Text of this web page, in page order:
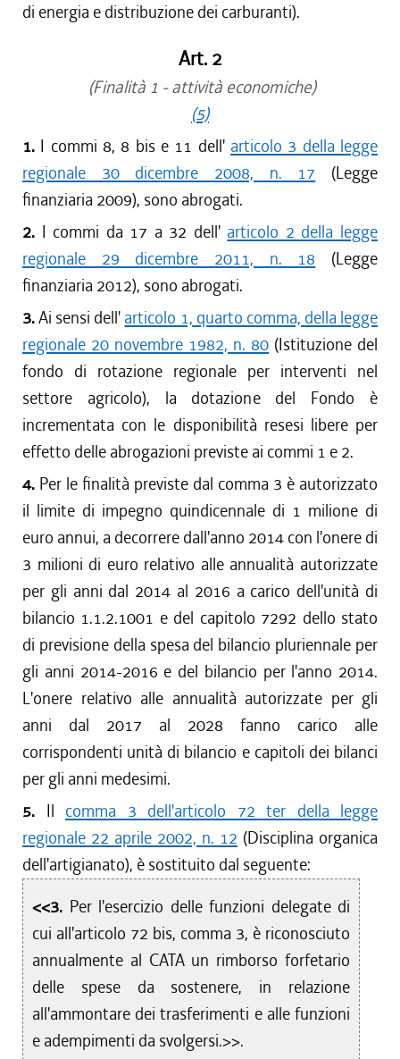
di energia e distribuzione dei carburanti).
Art. 2
(Finalità 1 - attività economiche)
(5)
1. I commi 8, 8 bis e 11 dell' articolo 3 della legge
regionale 30 dicembre 2008, n. 17 (Legge
finanziaria 2009), sono abrogati.
2. I commi da 17 a 32 dell' articolo 2 della legge
regionale 29 dicembre 2011, n. 18 (Legge
finanziaria 2012), sono abrogati.
3.Ai sensi dell' articolo 1, quarto comma, della legge
regionale 20 novembre 1982, n. 80 (Istituzione del
fondo di rotazione regionale per interventi nel
settore agricolo), la dotazione del Fondo è
incrementata con le disponibilità resesi libere per
effetto delle abrogazioni previste ai commi 1 e 2.
4. Per le finalità previste dal comma 3 è autorizzato
il limite di impegno quindicennale di 1 milione di
euro annui, a decorrere dall'anno 2014 con l'onere di
3 milioni di euro relativo alle annualità autorizzate
per gli anni dal 2014 al 2016 a carico dell'unità di
bilancio 1.1.2.1001 e del capitolo 7292 dello stato
di previsione della spesa del bilancio pluriennale per
gli anni 2014-2016 e del bilancio per l'anno 2014.
L'onere relativo alle annualità autorizzate per gli
anni dal 2017 al 2028 fanno carico alle
corrispondenti unità di bilancio e capitoli dei bilanci
per gli anni medesimi.
5. Il comma 3 dell'articolo 72 ter della legge
regionale 22 aprile 2002, n. 12 (Disciplina organica
dell'artigianato), è sostituito dal seguente:
<<3. Per l'esercizio delle funzioni delegate di
cui all'articolo 72 bis, comma 3, è riconosciuto
annualmente al CATA un rimborso forfetario
delle spese da sostenere, in relazione
all'ammontare dei trasferimenti e alle funzioni
e adempimenti da svolgersi.>>.